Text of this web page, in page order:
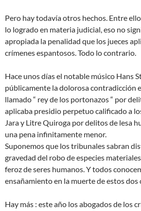
Pero hay todavía otros hechos. Entre
lo logrado en materia judicial, eso no
apropiada la penalidad que los jueces
crímenes espantosos. Todo lo contrario.
Hace unos días el notable músico Hans
públicamente la dolorosa contradicción
llamado “ rey de los portonazos “ por
aplicaba presidio perpetuo calificado a
Jara y Litre Quiroga por delitos de lesa
una pena infinitamente menor.
Suponemos que los tribunales sabran
gravedad del robo de especies
feroz de seres humanos. Y todos
ensañamiento en la muerte de estos dos
Hay más : este año los abogados de los